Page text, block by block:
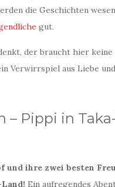
die Geschichten
gut.
der braucht hier keine
Verwirrspiel aus Liebe
– Pippi in
ihre zwei besten
Ein aufregendes